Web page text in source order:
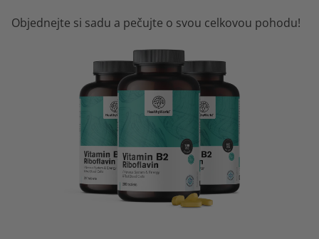
Objednejte si sadu a pečujte o svou celkovou pohodu!